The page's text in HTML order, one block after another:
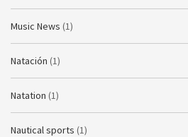
Music News (1)
Natación (1)
Natation (1)
Nautical sports (1)